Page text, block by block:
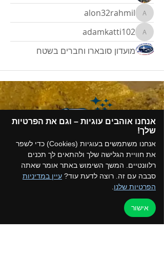
alon32rahmil
alon32rahmil
adamkatti102
adamkatti102
מועדון סובארו וחברים בשטח
תקנון המועדון
הצטרפו לקבוצת הווטסאפ של המועדון
אנחנו אוהבים עוגיות – וגם את הפרטיות
שלך!​
אנחנו משתמשים בעוגיות (Cookies) כדי לשפר
את חוויית הגלישה שלך ולהתאים לך תכנים
רלוונטיים. המשך השימוש באתר אומר שאתה
סבבה עם זה. רוצה לדעת עוד? עיין במדיניות
הפרטיות שלנו
אישור